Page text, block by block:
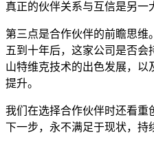
真正的伙伴关系与互信是另一
第三点是合作伙伴的前瞻思维
五到十年后，这家公司是否会
山特维克技术的出色发展，以
提升。
我们在选择合作伙伴时还看重
下一步，永不满足于现状，持